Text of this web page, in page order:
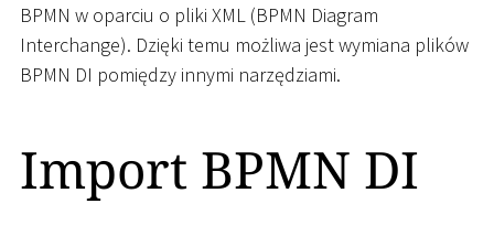
BPMN w oparciu o pliki XML (BPMN Diagram
Interchange). Dzięki temu możliwa jest wymiana plików
BPMN DI pomiędzy innymi narzędziami.
Import BPMN DI